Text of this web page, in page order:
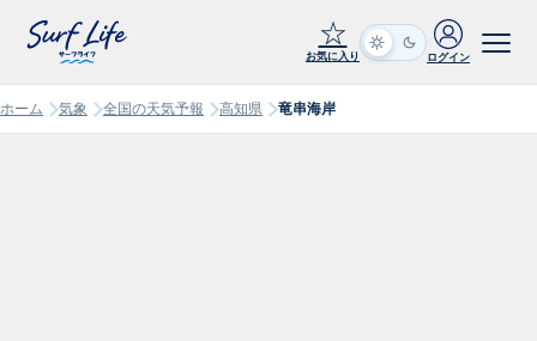
☆
お気に入り ログイン
ホーム 気象 全国の天気予報 高知県 竜串海岸